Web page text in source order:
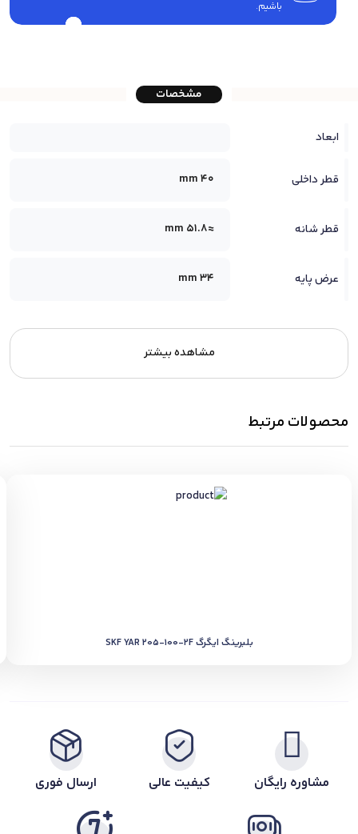
باشیم.
مشخصات
ابعاد
قطر داخلی 40 mm
قطر شانه ≈51.8 mm
عرض پایه 34 mm
مشاهده بیشتر
محصولات مرتبط
بلبرینگ ایگرگ SKF YAR 205-100-2F
مشاوره رایگان کیفیت عالی ارسال فوری